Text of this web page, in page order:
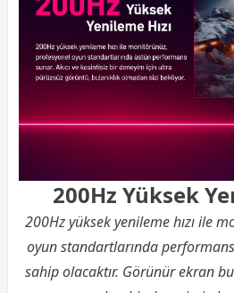
200Hz Yüksek
200Hz yüksek yenileme hızı ile
oyun standartlarında
sahip olacaktır. Görünür ekran